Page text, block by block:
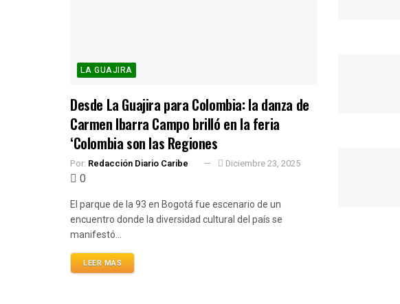
LA GUAJIRA
Desde La Guajira para Colombia: la danza de
Carmen Ibarra Campo brilló en la feria
‘Colombia son las Regiones
Por: Redacción Diario Caribe Diciembre 23, 2025
0
El parque de la 93 en Bogotá fue escenario de un
encuentro donde la diversidad cultural del país se
manifestó...
LEER MÁS